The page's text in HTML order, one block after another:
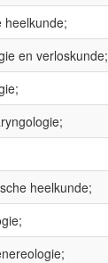
heelkunde;
en verloskunde;
heelkunde;